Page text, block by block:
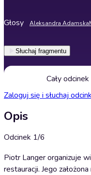
Głosy Aleksandra Adamska
Słuchaj fragmentu
Cały
Zaloguj się i słuchaj
Opis
Odcinek 1/6
Piotr Langer organizuje
restauracji. Jego